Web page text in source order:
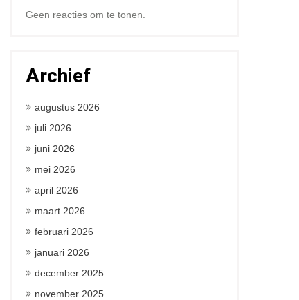
Geen reacties om te tonen.
Archief
augustus 2026
juli 2026
juni 2026
mei 2026
april 2026
maart 2026
februari 2026
januari 2026
december 2025
november 2025